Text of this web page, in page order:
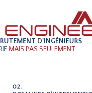
D'INGÉNIEURS
MAIS PAS SEULEMENT
02.